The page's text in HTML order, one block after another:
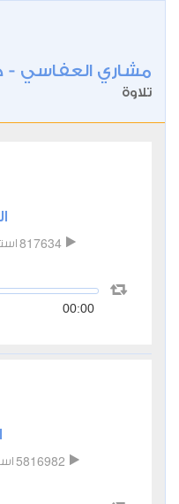
مشاري
تلاوة
817634
00:00
5816982